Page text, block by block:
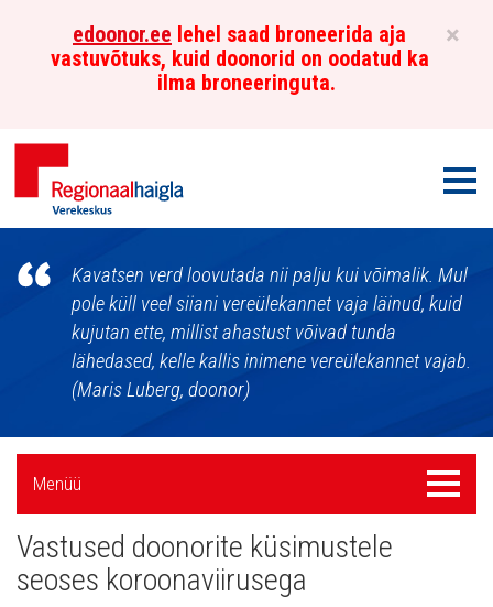
×
edoonor.ee lehel saad broneerida aja
vastuvõtuks, kuid doonorid on oodatud ka
ilma broneeringuta.
Põhja-
Eesti
Regionaalhaigla
Verekeskus
Kavatsen verd loovutada nii palju kui võimalik. Mul
pole küll veel siiani vereülekannet vaja läinud, kuid
kujutan ette, millist ahastust võivad tunda
lähedased, kelle kallis inimene vereülekannet vajab.
(Maris Luberg, doonor)
Külgpaani
navigatsioon
Menüü
Menüü
Uudised
Galerii
Vastused doonorite küsimustele
seoses koroonaviirusega